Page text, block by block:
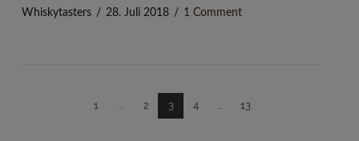
Whiskytasters
28. Juli 2018 1 Comment
1 ... 2 3 4 ... 13